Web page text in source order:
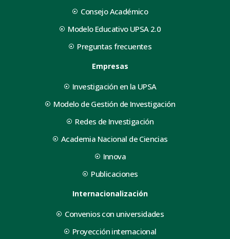
Consejo Académico
Modelo Educativo UPSA 2.0
Preguntas frecuentes
Empresas
Investigación en la UPSA
Modelo de Gestión de Investigación
Redes de Investigación
Academia Nacional de Ciencias
Innova
Publicaciones
Internacionalización
Convenios con universidades
Proyección internacional